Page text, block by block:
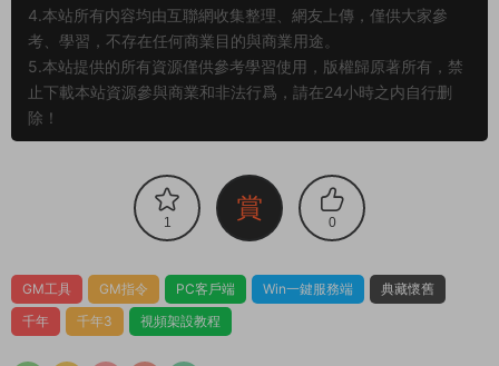
4.本站所有内容均由互聯網收集整理、網友上傳，僅供大家參
考、學習，不存在任何商業目的與商業用途。
5.本站提供的所有資源僅供參考學習使用，版權歸原著所有，禁
止下載本站資源參與商業和非法行爲，請在24小時之内自行删
除！
1 賞 0
GM工具 GM指令 PC客戶端 Win一鍵服務端
典藏懷舊
千年
千年3 視頻架設教程